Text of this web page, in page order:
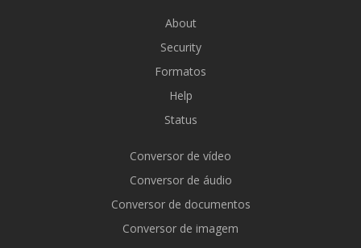
About
Security
Formatos
Help
Status
Conversor de vídeo
Conversor de áudio
Conversor de documentos
Conversor de imagem